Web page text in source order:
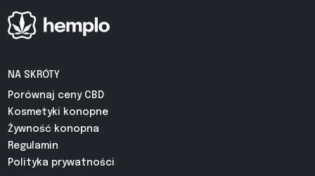
NA SKRÓTY
Porównaj ceny CBD
Kosmetyki konopne
Żywność konopna
Regulamin
Polityka prywatności